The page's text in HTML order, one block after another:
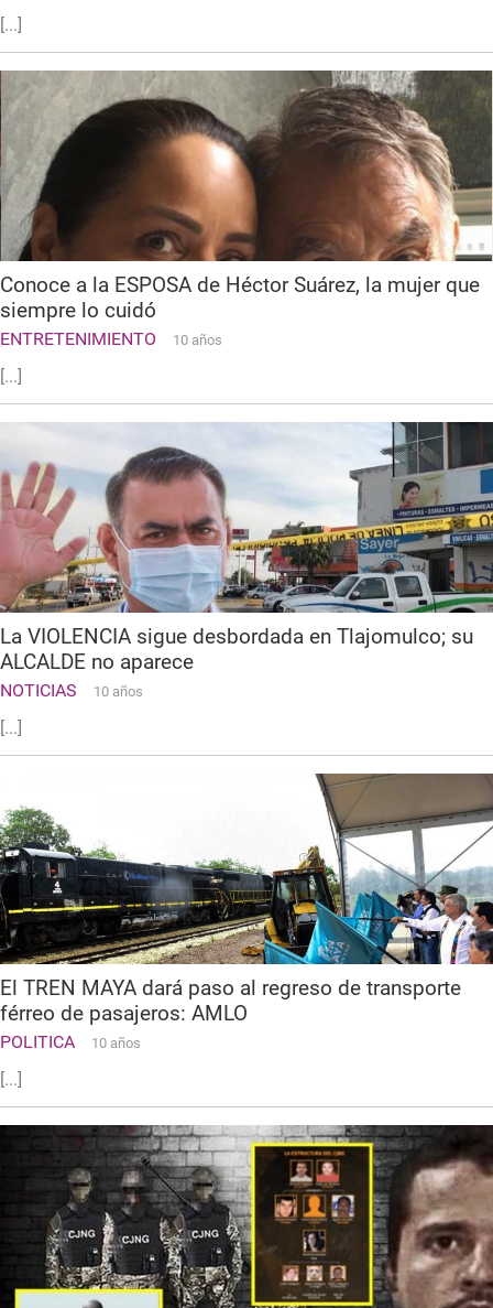
[...]
Conoce a la ESPOSA de Héctor Suárez, la mujer que
siempre lo cuidó
ENTRETENIMIENTO 10 años
[...]
La VIOLENCIA sigue desbordada en Tlajomulco; su
ALCALDE no aparece
NOTICIAS 10 años
[...]
El TREN MAYA dará paso al regreso de transporte
férreo de pasajeros: AMLO
POLITICA 10 años
[...]